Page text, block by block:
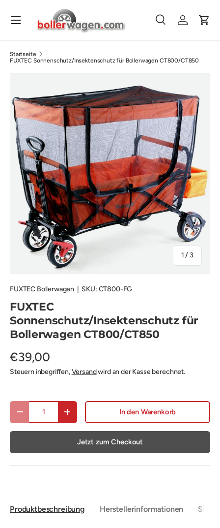
Direkt zum Inhalt
Suchen
SucheEinloggen
Menü
Startseite
FUXTEC Sonnenschutz/Insektenschutz für Bollerwagen CT800/CT850
1 / von
3
FUXTEC Bollerwagen SKU: CT800-FG
FUXTEC
Sonnenschutz/Insektenschutz für
Bollerwagen CT800/CT850
€39,00
Steuern inbegriffen,Versandwird an der Kasse berechnet.
Anzahl
Menge verringernMenge erhöhen In den Warenkorb
Jetzt zum Checkout
Produktbeschreibung Herstellerinformationen